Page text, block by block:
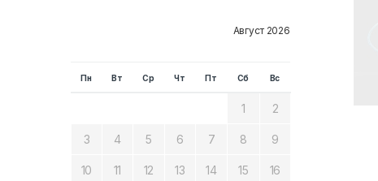
Август 2026
Пн Вт Ср Чт Пт Сб Вс
1 2
3 4 5 6 7 8 9
10 11 12 13 14 15 16